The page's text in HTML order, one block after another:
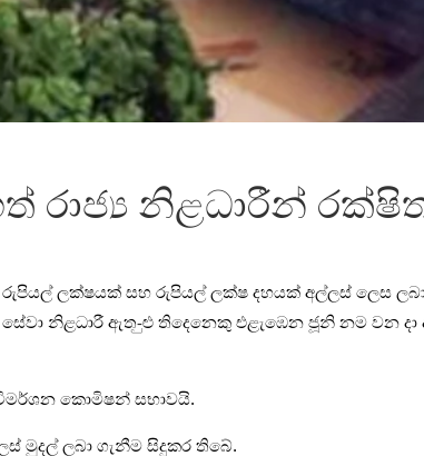
රාජ්‍ය නිළධාරීන්
ලක්ෂයක් සහ රුපියල් ලක්ෂ දහයක් අල්ලස් ලෙස
නිළධාරී ඇත-ුළු තිදෙනෙකු එළැඹෙන ජූනි නම වන
කොමිෂන් සභාවයි.
මුදල් ලබා ගැනීම සිදුකර තිබේ.